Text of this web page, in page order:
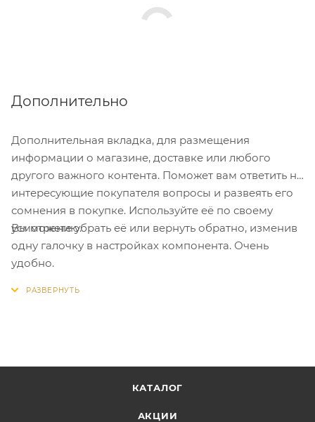
Дополнительно
Дополнительная вкладка, для размещения
информации о магазине, доставке или любого
другого важного контента. Поможет вам ответить на
интересующие покупателя вопросы и развеять его
сомнения в покупке. Используйте её по своему
усмотрению.
Вы можете убрать её или вернуть обратно, изменив
одну галочку в настройках компонента. Очень
удобно.
КАТАЛОГ
АКЦИИ